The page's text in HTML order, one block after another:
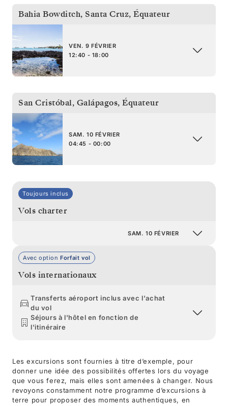
Bahia Bowditch, Santa Cruz, Équateur
VEN. 9 FÉVRIER
12:40 - 18:00
San Cristóbal, Galápagos, Équateur
SAM. 10 FÉVRIER
04:45 - 00:00
Toujours inclus
Vols charter
SAM. 10 FÉVRIER
Avec option Forfait vol
Vols internationaux
Transferts aéroport inclus avec l'achat
du vol
Séjours à l'hôtel en fonction de
l'itinéraire
Les excursions sont fournies à titre d’exemple, pour
donner une idée des possibilités offertes lors du voyage
que vous ferez, mais elles sont amenées à changer. Nous
revoyons constamment notre programme d’excursions à
terre pour proposer des moments authentiques, en